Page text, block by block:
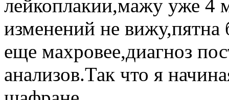
лейкоплакии,мажу уже 4
изменений не вижу,пятна
еще махровее,диагноз
анализов.Так что я